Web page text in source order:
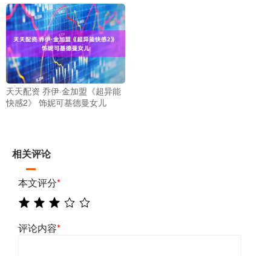
天天配资 乔伊·金加盟《超异能
快感2》 饰妮可基德曼女儿
相关评论
本文评分*
评论内容*